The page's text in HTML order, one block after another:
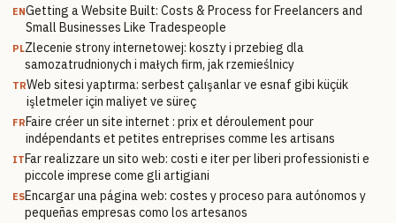
ENGetting a Website Built: Costs & Process for Freelancers and
Small Businesses Like Tradespeople
PLZlecenie strony internetowej: koszty i przebieg dla
samozatrudnionych i małych firm, jak rzemieślnicy
TRWeb sitesi yaptırma: serbest çalışanlar ve esnaf gibi küçük
işletmeler için maliyet ve süreç
FRFaire créer un site internet : prix et déroulement pour
indépendants et petites entreprises comme les artisans
ITFar realizzare un sito web: costi e iter per liberi professionisti e
piccole imprese come gli artigiani
ESEncargar una página web: costes y proceso para autónomos y
pequeñas empresas como los artesanos